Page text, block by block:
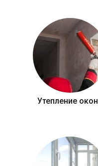
Утепление окон